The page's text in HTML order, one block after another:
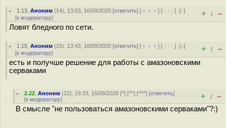
1.13 ,Аноним (14), 13:03, 16/09/2020 [ответить] [ ﹢﹢﹢] [ · · ·][↑]
[к модератору] + / –
Ловят бледного по сети.
1.15 ,Аноним (15), 13:43, 16/09/2020 [ответить] [ ﹢﹢﹢] [ · · ·][↓]
[к модератору] + / –
есть и получше решение для работы с амазоновскими
серваками
2.22 ,Аноним (22), 19:33, 16/09/2020 [^] [^^] [^^^] [ответить]
[к модератору] + / –
В смысле "не пользоваться амазоновскими серваками"?:)